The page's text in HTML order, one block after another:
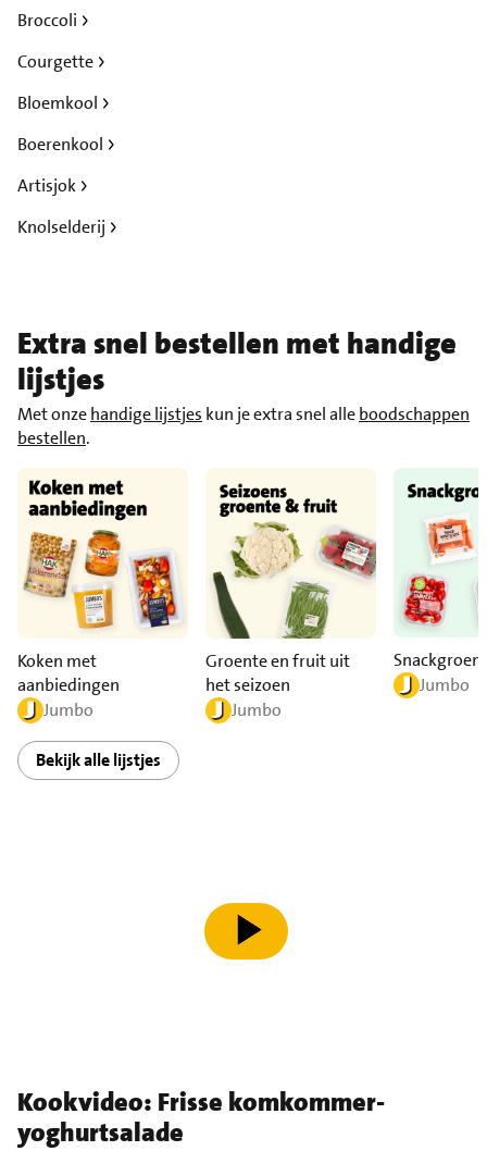
Broccoli
Courgette
Bloemkool
Boerenkool
Artisjok
Knolselderij
Extra snel bestellen met handige
lijstjes
Met onzehandige lijstjes kun je extra snel alleboodschappen
bestellen.
Koken met
aanbiedingen
Jumbo
Groente en fruit uit
het seizoen
Jumbo
Jumbo
Bekijk alle lijstjes
speel video af
Kookvideo: Frisse komkommer-
yoghurtsalade